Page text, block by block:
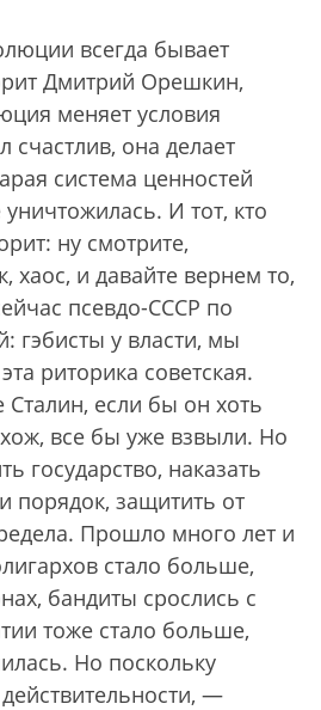
всегда бывает
Дмитрий Орешкин,
меняет условия
счастлив, она делает
система ценностей
И тот, кто
ну смотрите,
хаос, и давайте вернем то,
псевдо-СССР по
гэбисты у власти, мы
риторика советская.
если бы он хоть
все бы уже взвыли. Но
государство, наказать
порядок, защитить от
Прошло много лет и
стало больше,
бандиты срослись с
тоже стало больше,
Но поскольку
—